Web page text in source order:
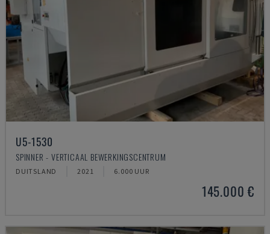
U5-1530
SPINNER - VERTICAAL BEWERKINGSCENTRUM
DUITSLAND 2021 6.000 UUR
145.000 €